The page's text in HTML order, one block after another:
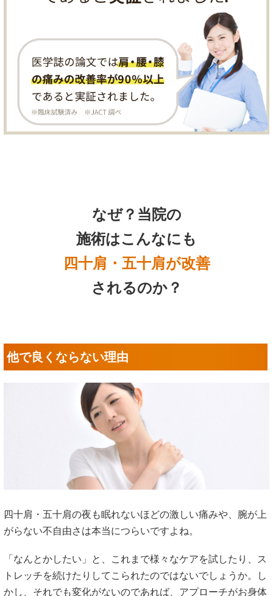
なぜ？当院の
施術はこんなにも
四十肩・五十肩が改善
されるのか？
他で良くならない理由
四十肩・五十肩の夜も眠れないほどの激しい痛みや、腕が上
がらない不自由さは本当につらいですよね。
「なんとかしたい」と、これまで様々なケアを試したり、ス
トレッチを続けたりしてこられたのではないでしょうか。し
かし、それでも変化がないのであれば、アプローチがお身体